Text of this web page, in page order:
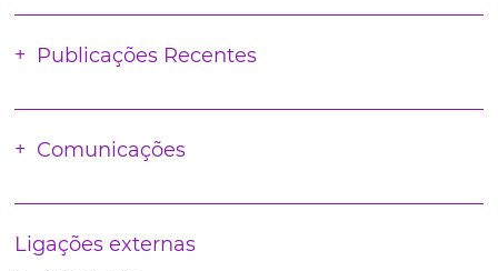
Publicações Recentes
Comunicações
Ligações externas